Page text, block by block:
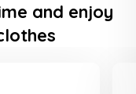
and enjoy